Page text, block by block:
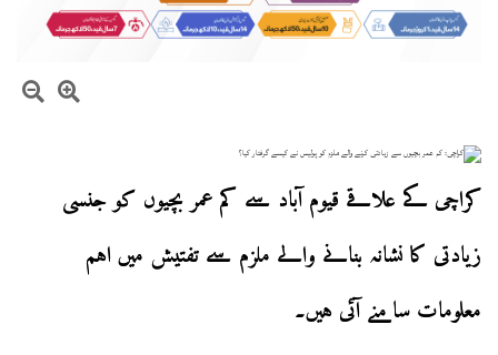
کراچی کے علاقے قیوم آباد سے کم عمر بچیوں کو جنسی
زیادتی کا نشانہ بنانے والے ملزم سے تفتیش میں اہم
معلومات سامنے آئی ہیں۔